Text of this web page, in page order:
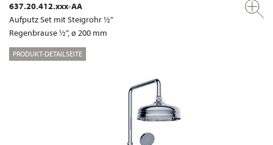
637.20.412.xxx-AA
Aufputz Set mit Steigrohr ½"
Regenbrause ½“, ø 200 mm
PRODUKT-DETAILSEITE